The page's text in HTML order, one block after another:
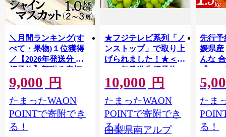
＼月間ランキング(す
べて・果物)１位獲得
／【2026年発送分 先
行予約】頬張る幸福
感 〜緑の宝石・ シ
ャインマスカット 〜
１ｋｇ以上（２〜３
房） フルーツ 山梨県
産 果物 くだもの シャ
イン マスカット ぶど
9,000 円
たまったWAON
POINTで寄附でき
る！
★フジテレビ系列「ノ
ンストップ」で取り上
げられました！★＜
2026年発送先行予約＞
南アルプス市産シャイ
ンマスカット1.2kg以
上（2～3房） クール
便発送 ALPAG007
10,000 円
たまったWAON
POINTで寄附でき
る！
山梨県南アルプ
先行予
媛県産
んな
『
出荷
ご自宅
マド
あり
ツ 高
産地直
たま
る！